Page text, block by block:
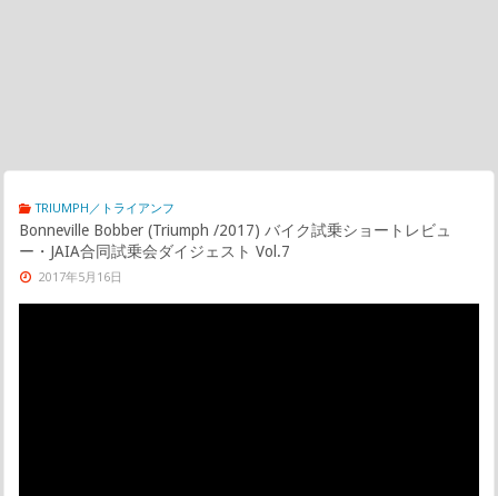
TRIUMPH／トライアンフ
Bonneville Bobber (Triumph /2017) バイク試乗ショートレビュ
ー・JAIA合同試乗会ダイジェスト Vol.7
2017年5月16日